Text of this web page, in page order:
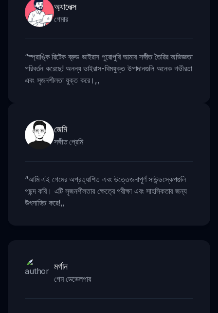
অ্যালেক্স
গেমার
“স্প্রাঙ্কি রিটেক ব্রুড ভাইরাস পুরোপুরি আমার সঙ্গীত তৈরির অভিজ্ঞতা
পরিবর্তন করেছে! অনন্য ভাইরাস-থিমযুক্ত উপাদানগুলি অনেক গভীরতা
এবং সৃজনশীলতা যুক্ত করে। ,,
জেমি
সঙ্গীত প্রেমি
“আমি এই গেমের অপ্রত্যাশিত এবং উত্তেজনাপূর্ণ সাউন্ডস্কেপগুলি
পছন্দ করি। এটি সৃজনশীলতার ক্ষেত্রে পরীক্ষা এবং সাহসিকতার জন্য
উৎসাহিত করে!,,
মর্গান
গেম ডেভেলপার